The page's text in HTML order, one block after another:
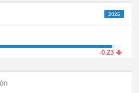
2025
-0.23